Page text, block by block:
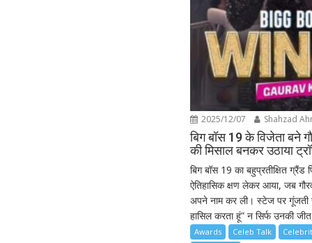
2025/12/07 Shahzad
बिग बॉस 19 के विजेता बने
की मिसाल बनकर उठाया
बिग बॉस 19 का बहुप्रतीक्षित
ऐतिहासिक क्षण लेकर आया, जब
अपने नाम कर ली। स्टेज पर गूंजती
हासिल करता हूं” न सिर्फ उनकी
Awards Celeb Talk